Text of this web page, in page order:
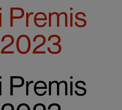
Premis
Premis